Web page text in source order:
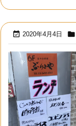
 2020年4月4日 